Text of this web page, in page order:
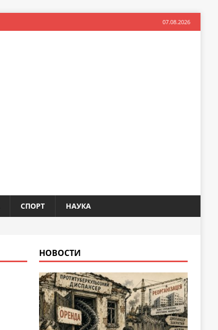
07.08.2026
СПОРТ НАУКА
НОВОСТИ